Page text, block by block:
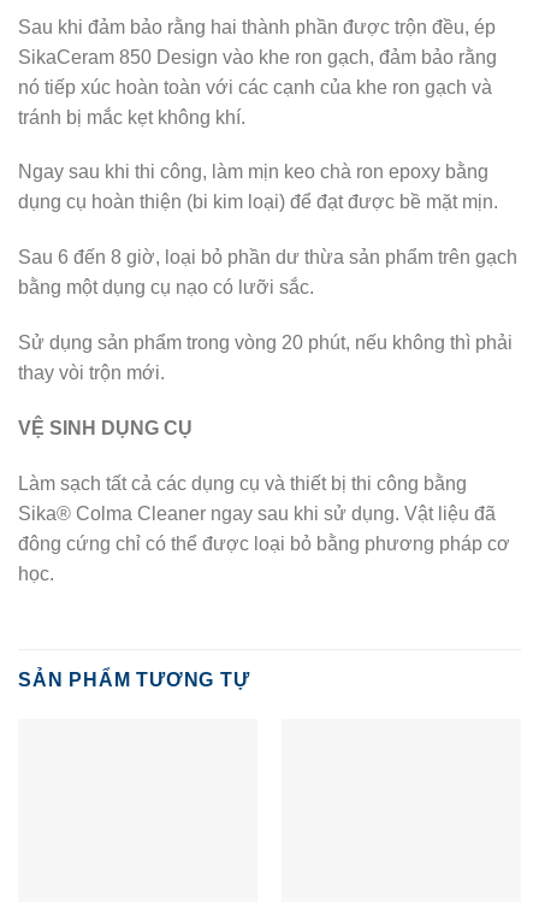
Sau khi đảm bảo rằng hai thành phần được trộn đều, ép
SikaCeram 850 Design vào khe ron gạch, đảm bảo rằng
nó tiếp xúc hoàn toàn với các cạnh của khe ron gạch và
tránh bị mắc kẹt không khí.
Ngay sau khi thi công, làm mịn keo chà ron epoxy bằng
dụng cụ hoàn thiện (bi kim loại) để đạt được bề mặt mịn.
Sau 6 đến 8 giờ, loại bỏ phần dư thừa sản phẩm trên gạch
bằng một dụng cụ nạo có lưỡi sắc.
Sử dụng sản phẩm trong vòng 20 phút, nếu không thì phải
thay vòi trộn mới.
VỆ SINH DỤNG CỤ
Làm sạch tất cả các dụng cụ và thiết bị thi công bằng
Sika® Colma Cleaner ngay sau khi sử dụng. Vật liệu đã
đông cứng chỉ có thể được loại bỏ bằng phương pháp cơ
học.
SẢN PHẨM TƯƠNG TỰ